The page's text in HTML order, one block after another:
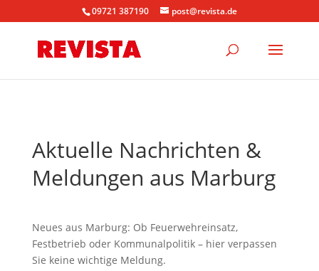
09721 387190 post@revista.de
Aktuelle Nachrichten &
Meldungen aus Marburg
Neues aus Marburg: Ob Feuerwehreinsatz,
Festbetrieb oder Kommunalpolitik – hier verpassen
Sie keine wichtige Meldung.